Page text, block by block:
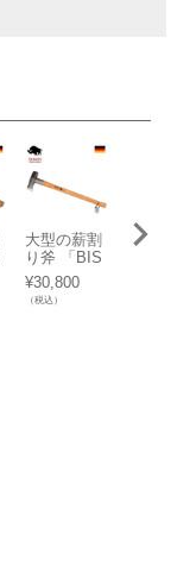
大型の薪割
り斧 「BIS
ON（バイ
ソン） AXE
1879シリー
¥30,800
（税込）
小型